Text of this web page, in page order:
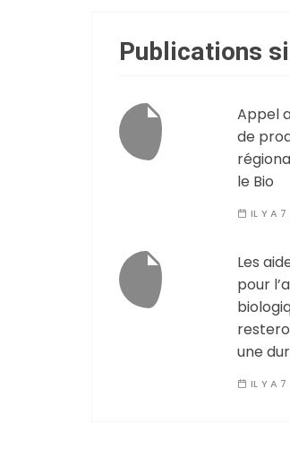
Publications
Appel
de
le Bio
IL Y A 7
Les
pour
une
IL Y A 7